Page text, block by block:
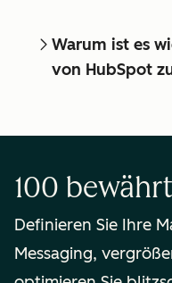
Warum ist es
von HubSpot
100
Definieren Sie Ihre
Messaging,